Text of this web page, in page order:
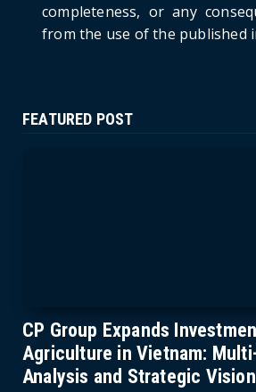
completeness, or any
from the use of the published
FEATURED POST
CP Group Expands
Agriculture in Vietnam:
Analysis and Strategic Vision